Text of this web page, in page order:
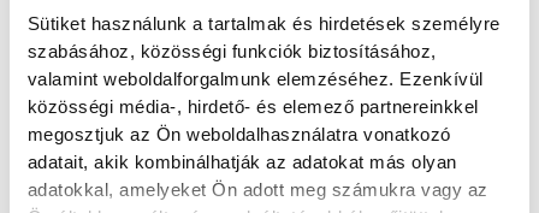
Sütiket használunk a tartalmak és hirdetések személyre
szabásához, közösségi funkciók biztosításához,
valamint weboldalforgalmunk elemzéséhez. Ezenkívül
közösségi média-, hirdető- és elemező partnereinkkel
megosztjuk az Ön weboldalhasználatra vonatkozó
adatait, akik kombinálhatják az adatokat más olyan
adatokkal, amelyeket Ön adott meg számukra vagy az
egy része látszik majd. Hajnali fél öttől a
lenyugvó Holdon észlelhetjük a Föld
árnyékát, ami azonban még félig sem nyeli
majd el égi kísérőnket, mielőtt az a
horizont alá bukna.